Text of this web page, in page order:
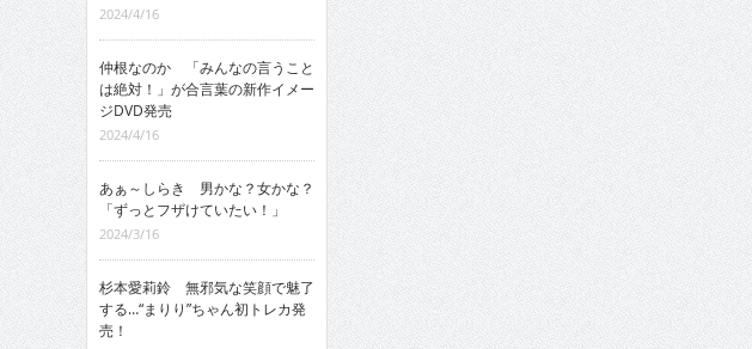
2024/4/16
仲根なのか 「みんなの言うこと
は絶対！」が合言葉の新作イメー
ジDVD発売
2024/4/16
あぁ～しらき 男かな？女かな？
「ずっとフザけていたい！」
2024/3/16
杉本愛莉鈴 無邪気な笑顔で魅了
する…“まりり”ちゃん初トレカ発
売！